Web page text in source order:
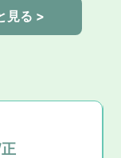
最近見た薬剤師求人をもっと見る >